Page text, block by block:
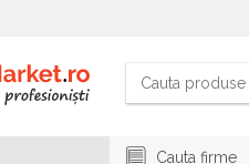
Cauta firme